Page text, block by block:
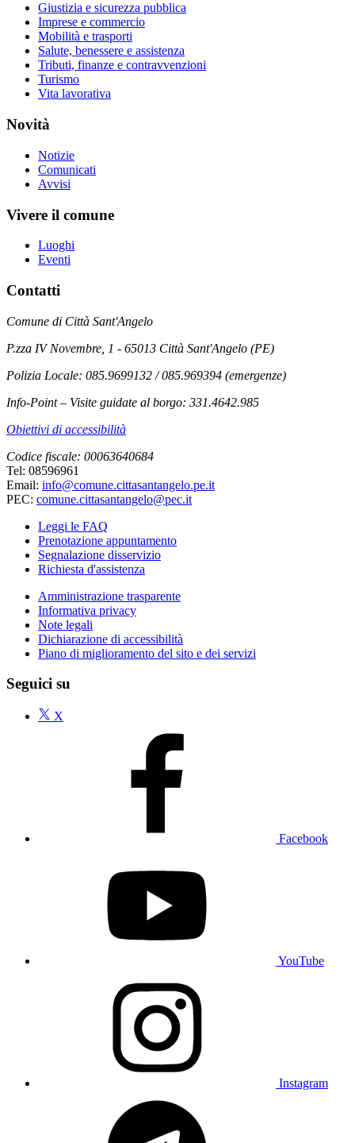
Giustizia e sicurezza pubblica
Imprese e commercio
Mobilità e trasporti
Salute, benessere e assistenza
Tributi, finanze e contravvenzioni
Turismo
Vita lavorativa
Novità
Notizie
Comunicati
Avvisi
Vivere il comune
Luoghi
Eventi
Contatti
Comune di Città Sant'Angelo
P.zza IV Novembre, 1 - 65013 Città Sant'Angelo (PE)
Polizia Locale: 085.9699132 / 085.969394 (emergenze)
Info-Point – Visite guidate al borgo: 331.4642.985
Obiettivi di accessibilità
Codice fiscale: 00063640684
Tel: 08596961
Email: info@comune.cittasantangelo.pe.it
PEC: comune.cittasantangelo@pec.it
Leggi le FAQ
Prenotazione appuntamento
Segnalazione disservizio
Richiesta d'assistenza
Amministrazione trasparente
Informativa privacy
Note legali
Dichiarazione di accessibilità
Piano di miglioramento del sito e dei servizi
Seguici su
X
Facebook
YouTube
Instagram